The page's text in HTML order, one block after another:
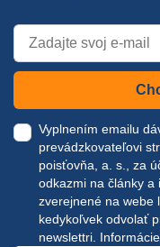
Vyplnením emailu
prevádzkovateľovi
poisťovňa, a. s., za
odkazmi na články a
zverejnené na webe
kedykoľvek odvolať
newslettri.